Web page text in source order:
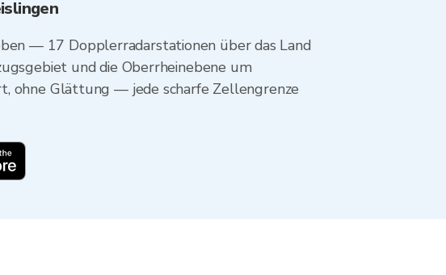
— 17 Dopplerradarstationen über das Land
und die Oberrheinebene um
ohne Glättung — jede scharfe Zellengrenze